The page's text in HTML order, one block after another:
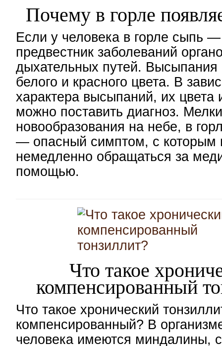
Почему в горле
Если у человека в горле сыпь
предвестник заболеваний
дыхательных путей. Высыпания
белого и красного цвета. В
характера высыпаний, их цвета
можно поставить диагноз.
новообразования на небе, в
— опасный симптом, с которым
немедленно обращаться за
помощью.
Что такое
компенсированный
Что такое хронический
компенсированный? В
человека имеются миндалины,